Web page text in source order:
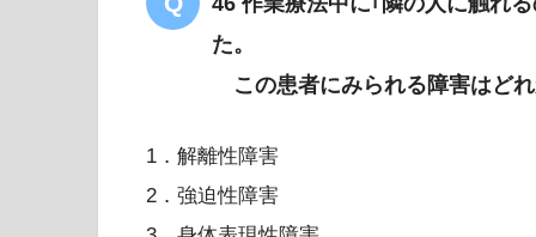
た。
この患者にみられる障害はど
1．解離性障害
2．強迫性障害